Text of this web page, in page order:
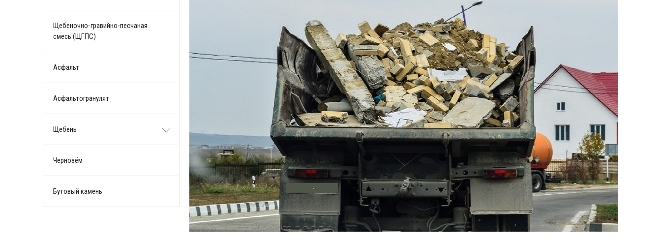
Щебеночно-гравийно-песчаная
смесь (ЩГПС)
Асфальт
Асфальтогранулят
Щебень
Чернозём
Бутовый камень